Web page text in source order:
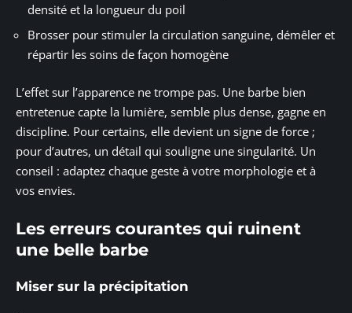
densité et la longueur du poil
Brosser pour stimuler la circulation sanguine, démêler et
répartir les soins de façon homogène
L’effet sur l’apparence ne trompe pas. Une barbe bien
entretenue capte la lumière, semble plus dense, gagne en
discipline. Pour certains, elle devient un signe de force ;
pour d’autres, un détail qui souligne une singularité. Un
conseil : adaptez chaque geste à votre morphologie et à
vos envies.
Les erreurs courantes qui ruinent
une belle barbe
Miser sur la précipitation